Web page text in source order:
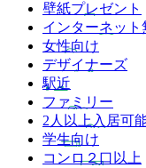
壁紙プレゼント
インターネット
女性向け
デザイナーズ
駅近
ファミリー
2人以上入居可
学生向け
コンロ２口以上